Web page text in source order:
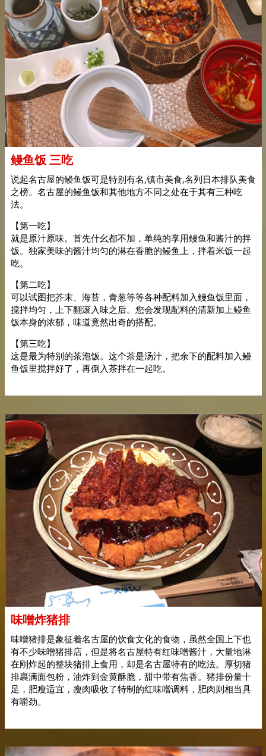
鳗鱼饭 三吃
说起名古屋的鳗鱼饭可是特别有名,镇市美食,名列日本排队美食
之榜。名古屋的鳗鱼饭和其他地方不同之处在于其有三种吃
法。
【第一吃】
就是原汁原味。首先什幺都不加，单纯的享用鳗鱼和酱汁的拌
饭。独家美味的酱汁均匀的淋在香脆的鳗鱼上，拌着米饭一起
吃。
【第二吃】
可以试图把芥末、海苔，青葱等等各种配料加入鳗鱼饭里面，
搅拌均匀，上下翻滚入味之后。您会发现配料的清新加上鳗鱼
饭本身的浓郁，味道竟然出奇的搭配。
【第三吃】
这是最为特别的茶泡饭。这个茶是汤汁，把余下的配料加入鳗
鱼饭里搅拌好了，再倒入茶拌在一起吃。
味噌炸猪排
味噌猪排是象征着名古屋的饮食文化的食物，虽然全国上下也
有不少味噌猪排店，但是将名古屋特有红味噌酱汁，大量地淋
在刚炸起的整块猪排上食用，却是名古屋特有的吃法。厚切猪
排裹满面包粉，油炸到金黄酥脆，甜中带有焦香。猪排份量十
足，肥瘦适宜，瘦肉吸收了特制的红味噌调料，肥肉则相当具
有嚼劲。